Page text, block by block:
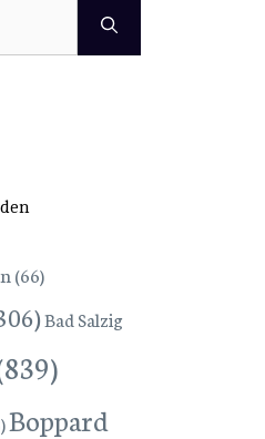
(66)
Bad Salzig
Boppard